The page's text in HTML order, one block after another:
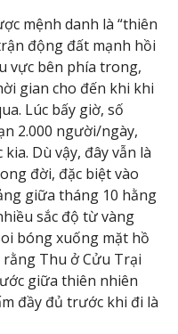
mệnh danh là “thiên
động đất mạnh hồi
vực bên phía trong,
gian cho đến khi khi
Lúc bấy giờ, số
2.000 người/ngày,
Dù vậy, đây vẫn là
đời, đặc biệt vào
giữa tháng 10 hằng
sắc độ từ vàng
bóng xuống mặt hồ
Thu ở Cửu Trại
giữa thiên nhiên
đầy đủ trước khi đi là